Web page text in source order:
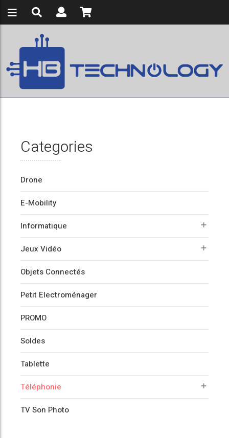
Categories
Drone
E-Mobility
Informatique
Jeux Vidéo
Objets Connectés
Petit Electroménager
PROMO
Soldes
Tablette
Téléphonie
TV Son Photo